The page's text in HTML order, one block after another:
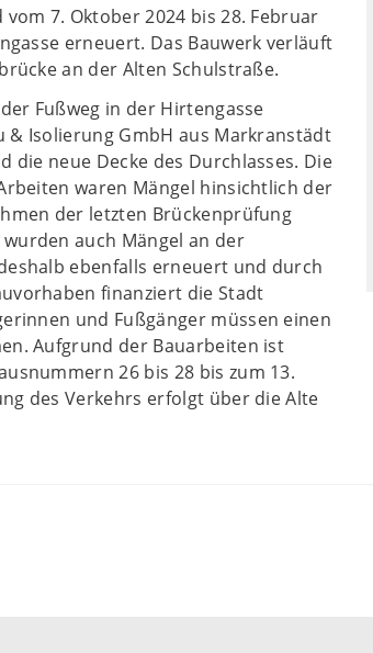
7. Oktober 2024 bis 28. Februar
erneuert. Das Bauwerk verläuft
an der Alten Schulstraße.
Fußweg in der Hirtengasse
& Isolierung GmbH aus Markranstädt
neue Decke des Durchlasses. Die
waren Mängel hinsichtlich der
der letzten Brückenprüfung
auch Mängel an der
ebenfalls erneuert und durch
finanziert die Stadt
und Fußgänger müssen einen
Aufgrund der Bauarbeiten ist
26 bis 28 bis zum 13.
des Verkehrs erfolgt über die Alte